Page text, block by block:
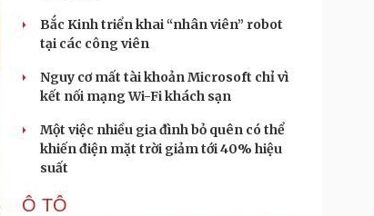
Bắc Kinh triển khai “nhân viên” robot
tại các công viên
Nguy cơ mất tài khoản Microsoft chỉ vì
kết nối mạng Wi-Fi khách sạn
Một việc nhiều gia đình bỏ quên có thể
khiến điện mặt trời giảm tới 40% hiệu
suất
Ô TÔ